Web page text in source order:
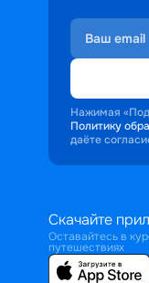
Нажимая
Политику
даёте
Скачайте
Оставайтесь в
путешествиях